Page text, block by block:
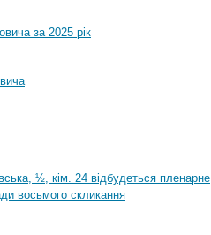
за 2025 рік
½, кім. 24 відбудеться пленарне
восьмого скликання